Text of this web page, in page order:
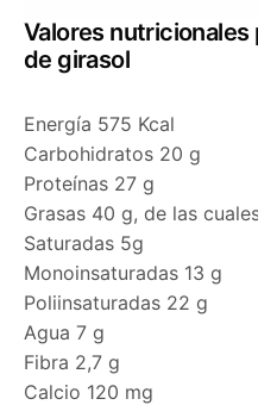
Valores nutricionales
de girasol
Energía 575 Kcal
Carbohidratos 20 g
Proteínas 27 g
Grasas 40 g, de las
Saturadas 5g
Monoinsaturadas 13 g
Poliinsaturadas 22 g
Agua 7 g
Fibra 2,7 g
Calcio 120 mg